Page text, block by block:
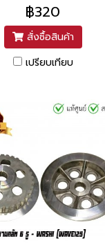
฿320
สั่งซื้อสินค้า
เปรียบเทียบ